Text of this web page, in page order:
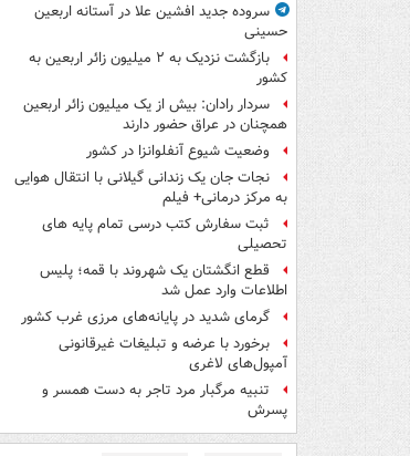
سروده جدید افشین علا در آستانه اربعین
حسینی
بازگشت نزدیک به ۲ میلیون زائر اربعین به
کشور
سردار رادان: بیش از یک میلیون زائر اربعین
همچنان در عراق حضور دارند
وضعیت شیوع آنفلوانزا در کشور
نجات جان یک زندانی گیلانی با انتقال هوایی
به مرکز درمانی+ فیلم
ثبت سفارش کتب درسی تمام پایه های
تحصیلی
قطع انگشتان یک شهروند با قمه؛ پلیس
اطلاعات وارد عمل شد
گرمای شدید در پایانه‌های مرزی غرب کشور
برخورد با عرضه و تبلیغات غیرقانونی
آمپول‌های لاغری
تنبیه مرگبار مرد تاجر به دست همسر و
پسرش